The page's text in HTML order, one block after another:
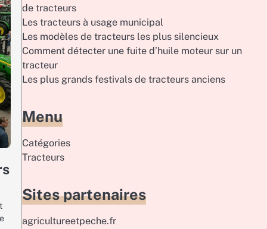
de tracteurs
Les tracteurs à usage municipal
Les modèles de tracteurs les plus silencieux
Comment détecter une fuite d’huile moteur sur un
tracteur
Les plus grands festivals de tracteurs anciens
Menu
Catégories
Tracteurs
Sites partenaires
agricultureetpeche.fr